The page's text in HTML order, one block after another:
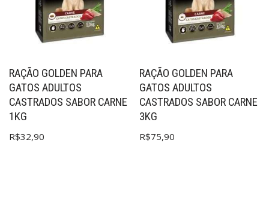
RAÇÃO GOLDEN PARA
GATOS ADULTOS
CASTRADOS SABOR CARNE
1KG
R$32,90
RAÇÃO GOLDEN PARA
GATOS ADULTOS
CASTRADOS SABOR CARNE
3KG
R$75,90